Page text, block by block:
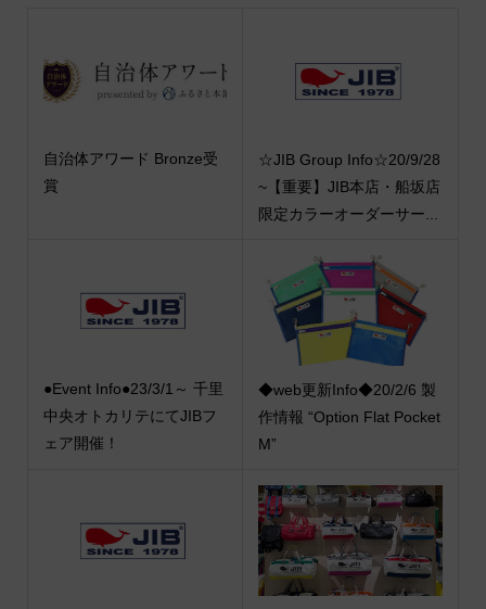
自治体アワード Bronze受
賞
☆JIB Group Info☆20/9/28
~【重要】JIB本店・船坂店
限定カラーオーダーサー...
●Event Info●23/3/1～ 千里
中央オトカリテにてJIBフ
ェア開催！
◆web更新Info◆20/2/6 製
作情報 “Option Flat Pocket
M”